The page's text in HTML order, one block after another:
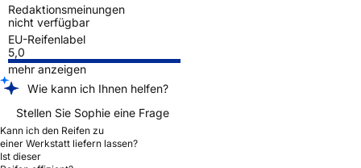
Redaktionsmeinungen
nicht verfügbar
EU-Reifenlabel
5,0
mehr anzeigen
Wie kann ich Ihnen helfen?
Stellen Sie Sophie eine Frage
Kann ich den Reifen zu
einer Werkstatt liefern lassen?
Ist dieser